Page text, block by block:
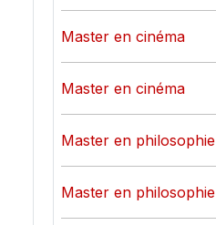
Master en cinéma
Master en cinéma
Master en philosophie
Master en philosophie